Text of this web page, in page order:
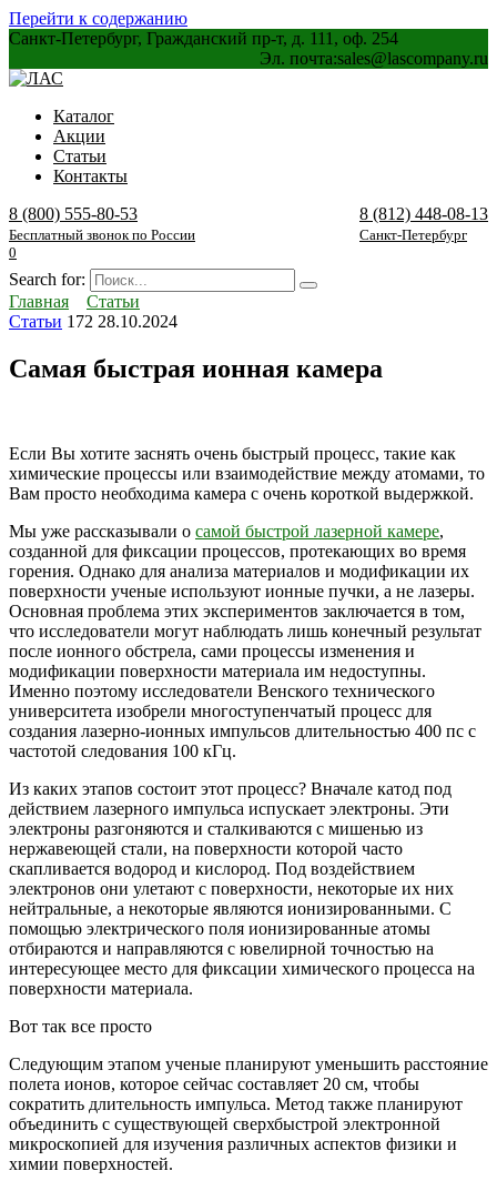
Перейти к содержанию
Санкт-Петербург, Гражданский пр-т, д. 111, оф. 254
Эл. почта:sales@lascompany.ru
Каталог
Акции
Статьи
Контакты
8 (800) 555-80-53
Бесплатный звонок по России
8 (812) 448-08-13
Санкт-Петербург
0
Search for:
Главная
Статьи
Статьи 172 28.10.2024
Самая быстрая ионная камера
Если Вы хотите заснять очень быстрый процесс, такие как
химические процессы или взаимодействие между атомами, то
Вам просто необходима камера с очень короткой выдержкой.
Мы уже рассказывали о самой быстрой лазерной камере,
созданной для фиксации процессов, протекающих во время
горения. Однако для анализа материалов и модификации их
поверхности ученые используют ионные пучки, а не лазеры.
Основная проблема этих экспериментов заключается в том,
что исследователи могут наблюдать лишь конечный результат
после ионного обстрела, сами процессы изменения и
модификации поверхности материала им недоступны.
Именно поэтому исследователи Венского технического
университета изобрели многоступенчатый процесс для
создания лазерно-ионных импульсов длительностью 400 пс с
частотой следования 100 кГц.
Из каких этапов состоит этот процесс? Вначале катод под
действием лазерного импульса испускает электроны. Эти
электроны разгоняются и сталкиваются с мишенью из
нержавеющей стали, на поверхности которой часто
скапливается водород и кислород. Под воздействием
электронов они улетают с поверхности, некоторые их них
нейтральные, а некоторые являются ионизированными. С
помощью электрического поля ионизированные атомы
отбираются и направляются с ювелирной точностью на
интересующее место для фиксации химического процесса на
поверхности материала.
Вот так все просто
Следующим этапом ученые планируют уменьшить расстояние
полета ионов, которое сейчас составляет 20 см, чтобы
сократить длительность импульса. Метод также планируют
объединить с существующей сверхбыстрой электронной
микроскопией для изучения различных аспектов физики и
химии поверхностей.